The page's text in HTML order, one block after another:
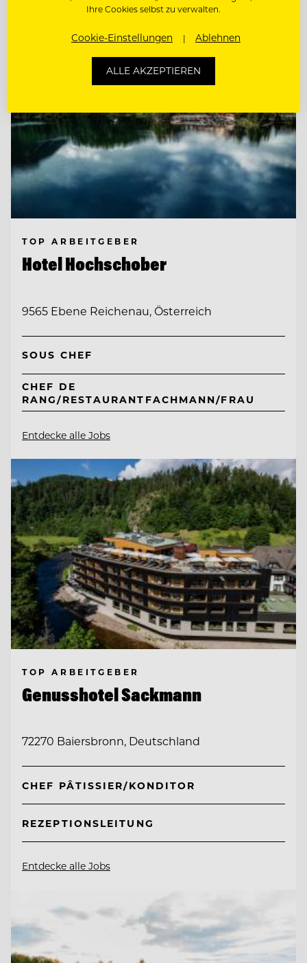
Entdecke alle Jobs
TOP ARBEITGEBER
Hotel Hochschober
9565 Ebene Reichenau, Österreich
SOUS CHEF
CHEF DE
RANG/RESTAURANTFACHMANN/FRAU
Entdecke alle Jobs
TOP ARBEITGEBER
Genusshotel Sackmann
72270 Baiersbronn, Deutschland
CHEF PÂTISSIER/KONDITOR
REZEPTIONSLEITUNG
Entdecke alle Jobs
Ihre Cookies selbst zu verwalten.
Cookie-Einstellungen Ablehnen
ALLE AKZEPTIEREN